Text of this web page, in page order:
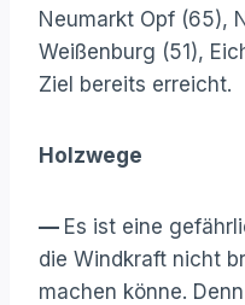
Neumarkt Opf (65),
Weißenburg (51),
Ziel bereits erreicht.
Holzwege
— Es ist eine
die Windkraft nicht
machen könne.